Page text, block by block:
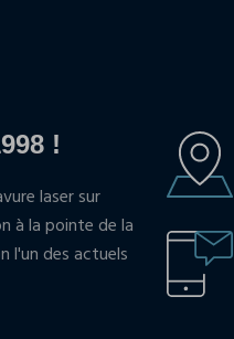
!
laser sur
à la pointe de la
l'un des actuels